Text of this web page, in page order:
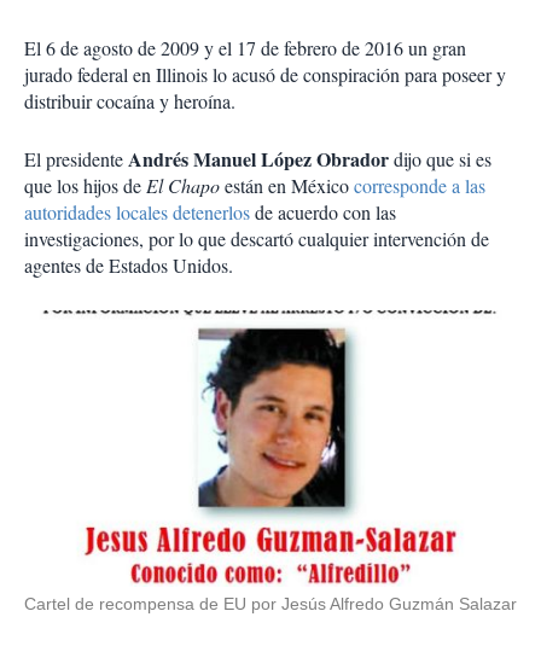
El 6 de agosto de 2009 y el 17 de febrero de 2016 un gran
jurado federal en Illinois lo acusó de conspiración para poseer y
distribuir cocaína y heroína.
El presidenteAndrés Manuel López Obradordijo que si es
que los hijos de El Chapoestán en Méxicocorresponde a las
autoridades locales detenerlosde acuerdo con las
investigaciones, por lo que descartó cualquier intervención de
agentes de Estados Unidos.
Cartel de recompensa de EU por Jesús Alfredo Guzmán Salazar